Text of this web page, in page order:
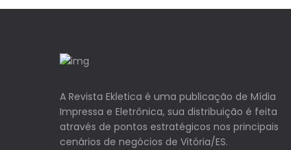
A Revista Ekletica é uma publicação de Mídia
Impressa e Eletrônica, sua distribuição é feita
através de pontos estratégicos nos principais
cenários de negócios de Vitória/ES.